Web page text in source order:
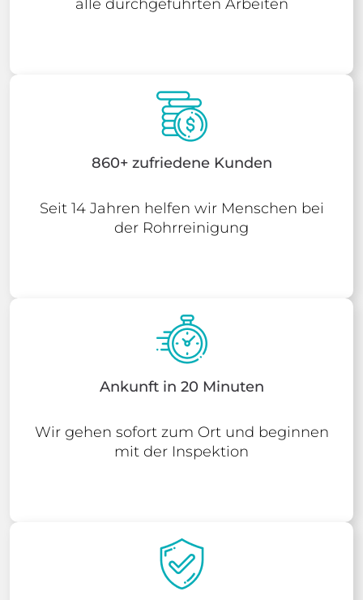
alle durchgeführten Arbeiten
860+ zufriedene Kunden
Seit 14 Jahren helfen wir Menschen bei
der Rohrreinigung
Ankunft in 20 Minuten
Wir gehen sofort zum Ort und beginnen
mit der Inspektion